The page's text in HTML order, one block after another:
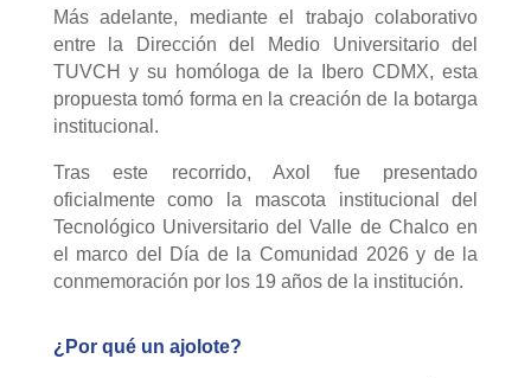
Más adelante, mediante el trabajo colaborativo
entre la Dirección del Medio Universitario del
TUVCH y su homóloga de la Ibero CDMX, esta
propuesta tomó forma en la creación de la botarga
institucional.
Tras este recorrido, Axol fue presentado
oficialmente como la mascota institucional del
Tecnológico Universitario del Valle de Chalco en
el marco del Día de la Comunidad 2026 y de la
conmemoración por los 19 años de la institución.
¿Por qué un ajolote?